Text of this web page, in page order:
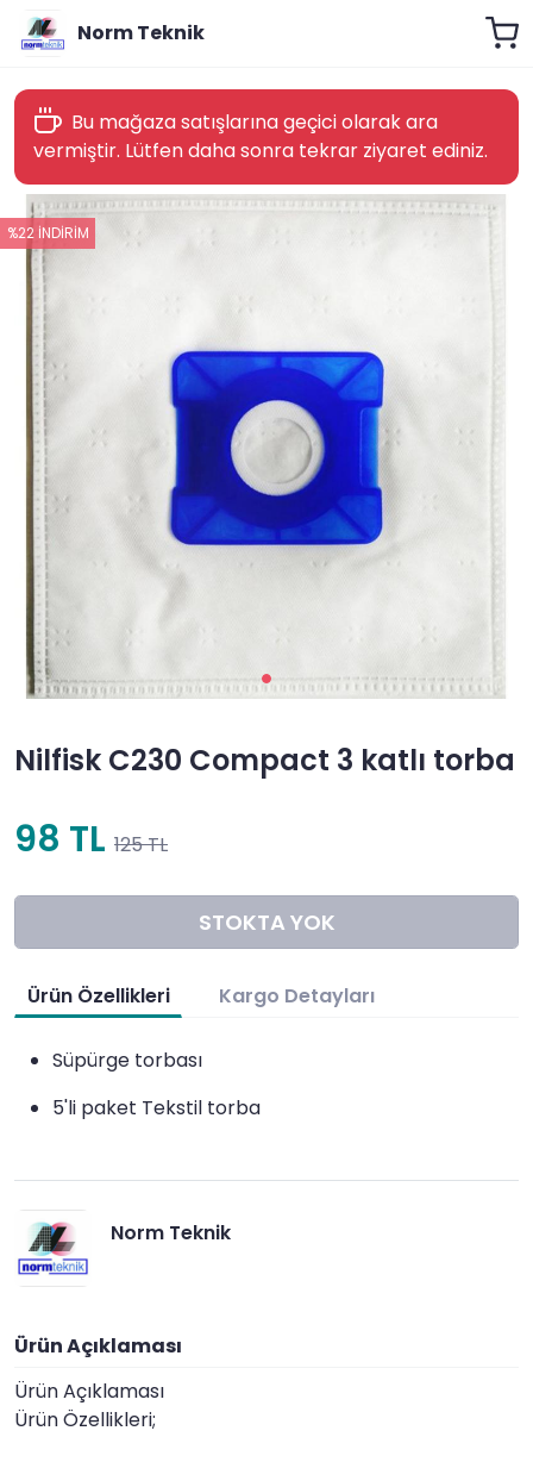
Norm Teknik
Bu mağaza satışlarına geçici olarak ara
vermiştir. Lütfen daha sonra tekrar ziyaret ediniz.
%22 İNDİRİM
Nilfisk C230 Compact 3 katlı torba
98 TL 125 TL
STOKTA YOK
Ürün Özellikleri Kargo Detayları
Süpürge torbası
5'li paket Tekstil torba
Norm Teknik
Ürün Açıklaması
Ürün Açıklaması
Ürün Özellikleri;